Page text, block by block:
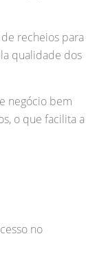
recheios para
qualidade dos
negócio bem
o que facilita a
no